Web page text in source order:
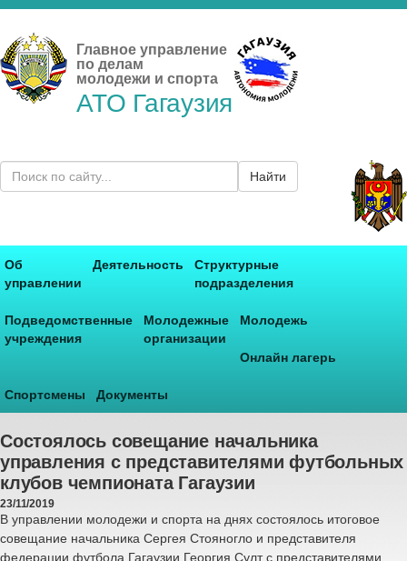
Главное управление
по делам
молодежи и спорта
АТО Гагаузия
Найти
Об
управлении
Деятельность
Структурные
подразделения
Подведомственные
учреждения
Молодежные
организации
Молодежь
Онлайн лагерь
Спортсмены Документы
Состоялось совещание начальника
управления с представителями футбольных
клубов чемпионата Гагаузии
23/11/2019
В управлении молодежи и спорта на днях состоялось итоговое
совещание начальника Сергея Стояногло и представителя
федерации футбола Гагаузии Георгия Султ с представителями